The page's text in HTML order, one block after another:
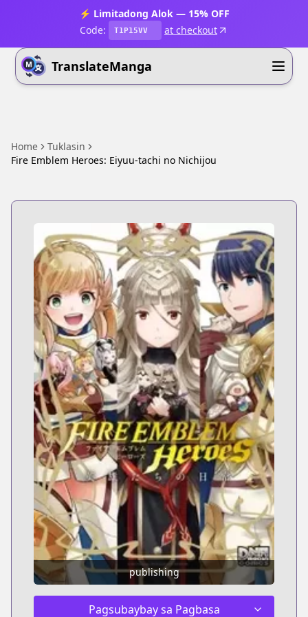
⚡ Limitadong Alok — 15% OFF
Code:
T1P15VV at checkout
TranslateManga
Home
Tuklasin
Fire Emblem Heroes: Eiyuu-tachi no Nichijou
publishing
Pagsubaybay sa Pagbasa